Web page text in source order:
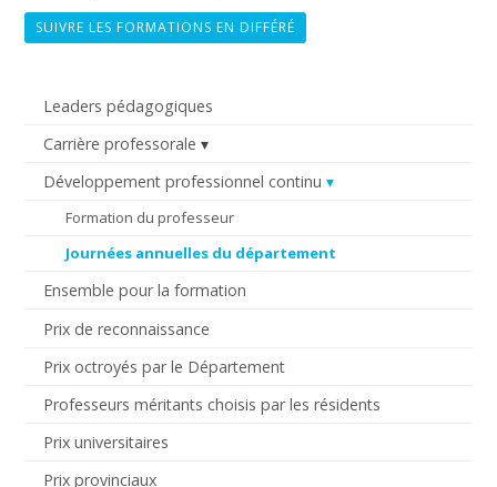
Leaders pédagogiques
Carrière professorale
Développement professionnel continu
Formation du professeur
Journées annuelles du département
Ensemble pour la formation
Prix de reconnaissance
Prix octroyés par le Département
Professeurs méritants choisis par les résidents
Prix universitaires
Prix provinciaux
SUIVRE LES FORMATIONS EN DIFFÉRÉ